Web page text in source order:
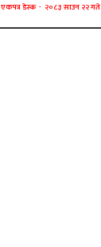
एकपत्र डेस्क - २०८३ साउन २२ गते